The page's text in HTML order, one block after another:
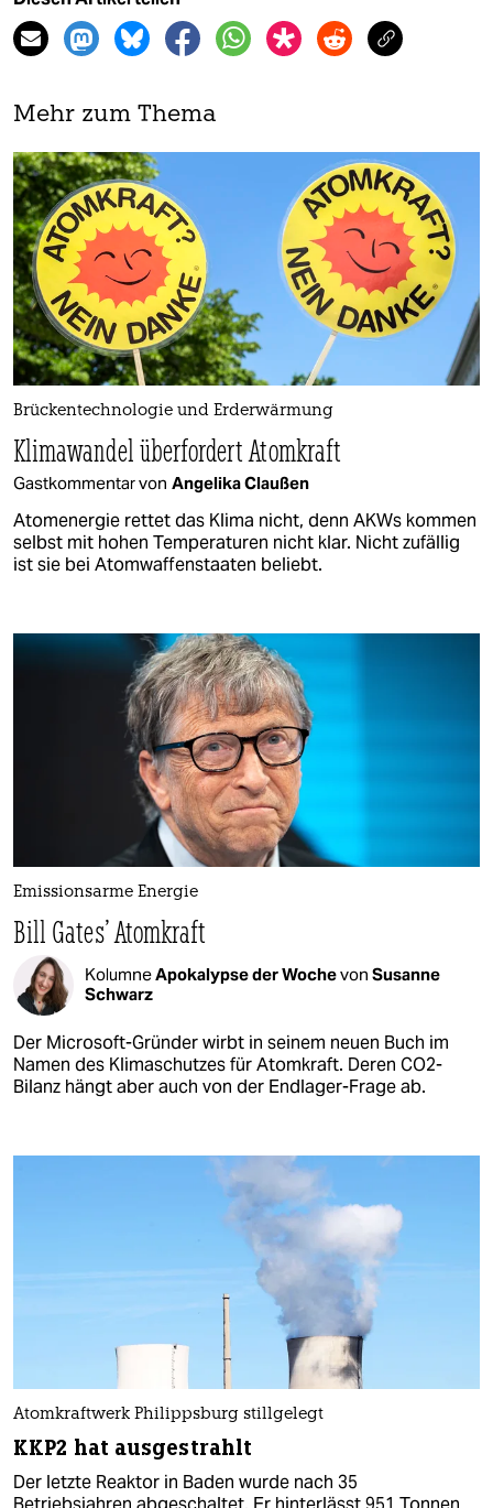
Mehr zum Thema
Brückentechnologie und Erderwärmung
Klimawandel überfordert Atomkraft
Gastkommentar von Angelika Claußen
Atomenergie rettet das Klima nicht, denn AKWs kommen
selbst mit hohen Temperaturen nicht klar. Nicht zufällig
ist sie bei Atomwaffenstaaten beliebt.
Emissionsarme Energie
Bill Gates' Atomkraft
KolumneApokalypse der Wochevon Susanne
Schwarz
Der Microsoft-Gründer wirbt in seinem neuen Buch im
Namen des Klimaschutzes für Atomkraft. Deren CO2-
Bilanz hängt aber auch von der Endlager-Frage ab.
Atomkraftwerk Philippsburg stillgelegt
KKP2 hat ausgestrahlt
Der letzte Reaktor in Baden wurde nach 35